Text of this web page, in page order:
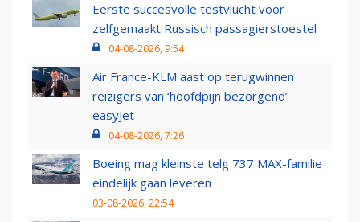
Eerste succesvolle testvlucht voor
zelfgemaakt Russisch passagierstoestel
04-08-2026, 9:54
Air France-KLM aast op terugwinnen
reizigers van ‘hoofdpijn bezorgend’
easyJet
04-08-2026, 7:26
Boeing mag kleinste telg 737 MAX-familie
eindelijk gaan leveren
03-08-2026, 22:54